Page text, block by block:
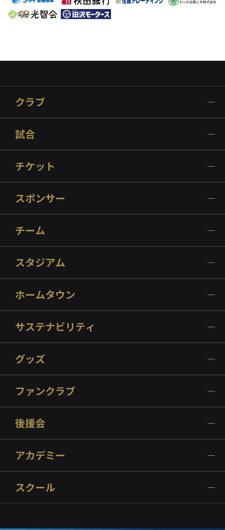
クラブ
試合
チケット
スポンサー
チーム
スタジアム
ホームタウン
サステナビリティ
グッズ
ファンクラブ
後援会
アカデミー
スクール